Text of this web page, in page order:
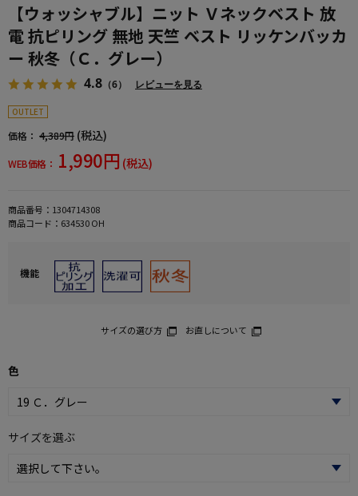
【ウォッシャブル】ニット Ｖネックベスト 放
電 抗ピリング 無地 天竺 ベスト リッケンバッカ
ー 秋冬（Ｃ．グレー）
4.8 （6） レビューを見る
OUTLET
価格： 4,389円 (税込)
WEB価格： 1,990円 (税込)
商品番号： 1304714308
商品コード： 634530 OH
機能
サイズの選び方 お直しについて
色
サイズを選ぶ